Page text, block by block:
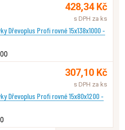
Dřevoplus Profi rovné 15x138x1000 -
428,34 Kč
s DPH za ks
Dřevoplus Profi rovné 15x80x1200 -
307,10 Kč
s DPH za ks